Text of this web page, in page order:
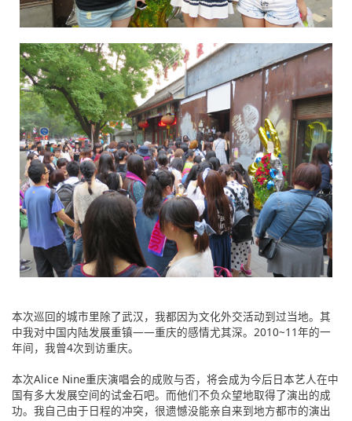
本次巡回的城市里除了武汉，我都因为文化外交活动到过当地。其
中我对中国内陆发展重镇——重庆的感情尤其深。2010~11年的一
年间，我曾4次到访重庆。
本次Alice Nine重庆演唱会的成败与否，将会成为今后日本艺人在中
国有多大发展空间的试金石吧。而他们不负众望地取得了演出的成
功。我自己由于日程的冲突，很遗憾没能亲自来到地方都市的演出